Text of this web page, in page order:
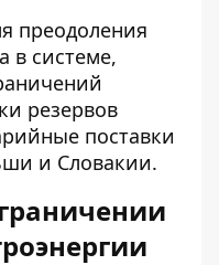
преодоления
в системе,
резервов
поставки
и Словакии.